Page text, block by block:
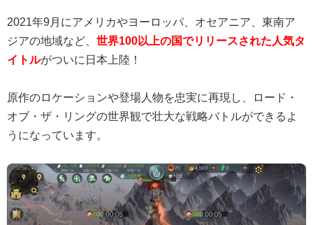
2021年9月にアメリカやヨーロッパ、オセアニア、東南ア
ジアの地域など、 世界100以上の国でリリースされた人気タ
イトルがついに日本上陸！
原作のロケーションや登場人物を忠実に再現し、ロード・
オブ・ザ・リングの世界観で壮大な戦略バトルができるよ
うになっています。